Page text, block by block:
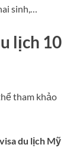
sinh,…
lịch 10
tham khảo
du lịch Mỹ